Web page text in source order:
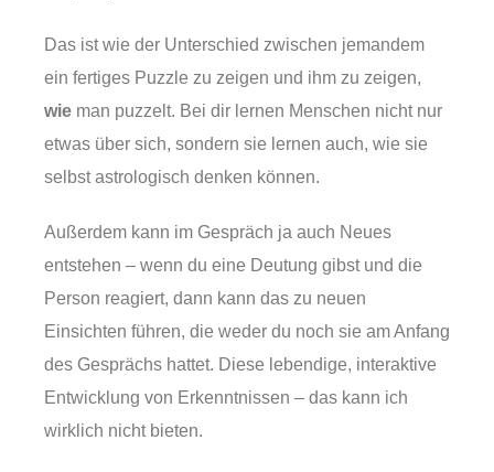
Das ist wie der Unterschied zwischen jemandem
ein fertiges Puzzle zu zeigen und ihm zu zeigen,
wie man puzzelt. Bei dir lernen Menschen nicht nur
etwas über sich, sondern sie lernen auch, wie sie
selbst astrologisch denken können.
Außerdem kann im Gespräch ja auch Neues
entstehen – wenn du eine Deutung gibst und die
Person reagiert, dann kann das zu neuen
Einsichten führen, die weder du noch sie am Anfang
des Gesprächs hattet. Diese lebendige, interaktive
Entwicklung von Erkenntnissen – das kann ich
wirklich nicht bieten.